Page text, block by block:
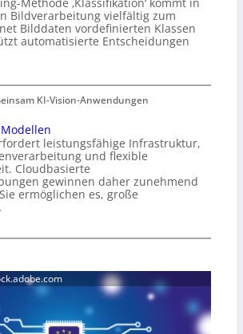
Bildverarbeitung vielfältig zum
Bilddaten vordefinierten Klassen
automatisierte Entscheidungen
KI-Vision-Anwendungen
leistungsfähige Infrastruktur,
und flexible
Cloudbasierte
gewinnen daher zunehmend
ermöglichen es, große